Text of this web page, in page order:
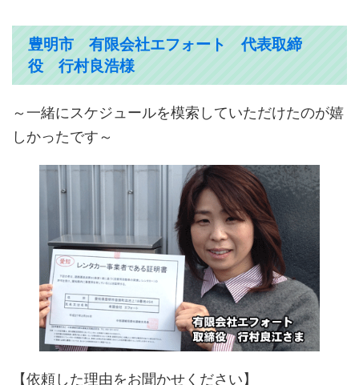
豊明市 有限会社エフォート 代表取締
役 行村良浩様
～一緒にスケジュールを模索していただけたのが嬉
しかったです～
【依頼した理由をお聞かせください】